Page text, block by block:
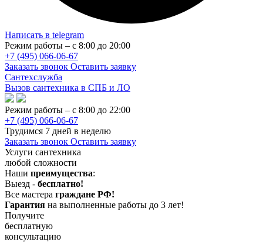
Написать в telegram
Режим работы – с 8:00 до 20:00
+7 (495) 066-06-67
Заказать звонок Оставить заявку
Сантехслужба
Вызов сантехника в СПБ и ЛО
Режим работы – с 8:00 до 22:00
+7 (495) 066-06-67
Трудимся 7 дней в неделю
Заказать звонок Оставить заявку
Услуги сантехника
любой сложности
Наши преимущества:
Выезд - бесплатно!
Все мастера граждане РФ!
Гарантия на выполненные работы до 3 лет!
Получите
бесплатную
консультацию